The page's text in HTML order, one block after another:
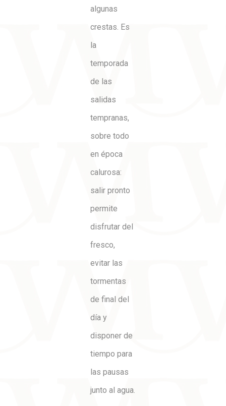
algunas
crestas. Es
la
temporada
de las
salidas
tempranas,
sobre todo
en época
calurosa:
salir pronto
permite
disfrutar del
fresco,
evitar las
tormentas
de final del
día y
disponer de
tiempo para
las pausas
junto al agua.